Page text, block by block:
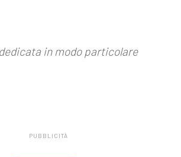
in modo particolare
PUBBLICITÀ